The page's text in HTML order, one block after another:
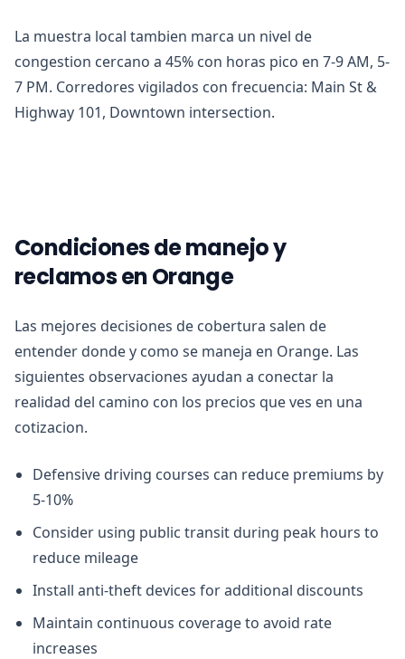
La muestra local tambien marca un nivel de
congestion cercano a 45% con horas pico en 7-9 AM, 5-
7 PM. Corredores vigilados con frecuencia: Main St &
Highway 101, Downtown intersection.
Condiciones de manejo y
reclamos en Orange
Las mejores decisiones de cobertura salen de
entender donde y como se maneja en Orange. Las
siguientes observaciones ayudan a conectar la
realidad del camino con los precios que ves en una
cotizacion.
Defensive driving courses can reduce premiums by
5-10%
Consider using public transit during peak hours to
reduce mileage
Install anti-theft devices for additional discounts
Maintain continuous coverage to avoid rate
increases